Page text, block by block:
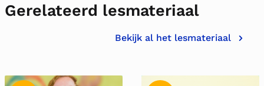
Gerelateerd lesmateriaal
Bekijk al het lesmateriaal